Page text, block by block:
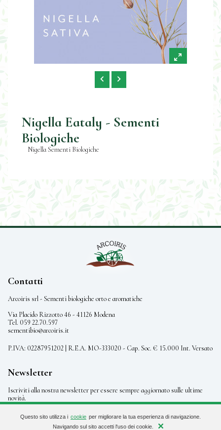
Nigella Eataly - Sementi
Biologiche
Nigella Sementi Biologiche
Contatti
Arcoiris srl - Sementi biologiche orto e aromatiche
Via Placido Rizzotto 46 - 41126 Modena
Tel. 059 22.70.597
sementibio@arcoiris.it
P.IVA: 02287951202 | R.E.A. MO-333020 - Cap. Soc. € 15.000 Int. Versato
Newsletter
Iscriviti alla nostra newsletter per essere sempre aggiornato sulle ultime
novità.
iscriviti
Questo sito utilizza i cookie per migliorare la tua esperienza di navigazione.
Navigando sul sito accetti l'uso dei cookie.